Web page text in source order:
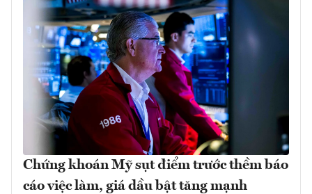
Chứng khoán Mỹ sụt điểm trước thềm báo
cáo việc làm, giá dầu bật tăng mạnh